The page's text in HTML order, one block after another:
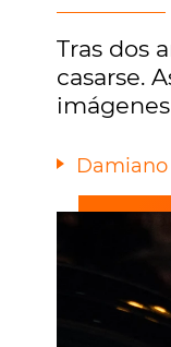
Tras dos
casarse.